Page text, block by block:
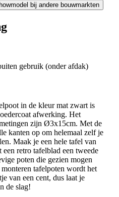
bij andere bouwmarkten
gebruik (onder afdak)
in de kleur mat zwart is
afwerking. Het
zijn Ø3x15cm. Met de
kanten op om helemaal zelf je
Maak je een hele tafel van
retro tafelblad een tweede
poten die gezien mogen
tafelpoten wordt het
van een cent, dus laat je
de slag!